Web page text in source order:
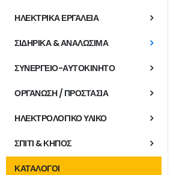
ΗΛΕΚΤΡΙΚΑ ΕΡΓΑΛΕΙΑ
ΣΙΔΗΡΙΚΑ & ΑΝΑΛΩΣΙΜΑ
ΣΥΝΕΡΓΕΙΟ-ΑΥΤΟΚΙΝΗΤΟ
ΟΡΓΑΝΩΣΗ / ΠΡΟΣΤΑΣΙΑ
ΗΛΕΚΤΡΟΛΟΓΙΚΟ ΥΛΙΚΟ
ΣΠΙΤΙ & ΚΗΠΟΣ
ΚΑΤΑΛΟΓΟΙ